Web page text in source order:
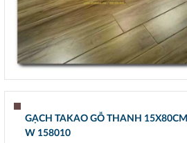
GẠCH TAKAO GỖ THANH 15X80CM
W 158010